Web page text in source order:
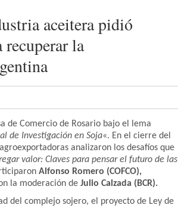
aceitera pidió
la
de Comercio de Rosario bajo el lema
de Investigación en Soja«. En el cierre del
analizaron los desafíos que
valor: Claves para pensar el futuro de las
Alfonso Romero (COFCO),
la moderación de Julio Calzada (BCR).
del complejo sojero, el proyecto de Ley de